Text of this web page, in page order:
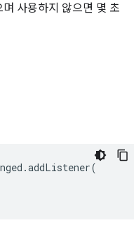
사용하지 않으면 몇 초
.addListener(